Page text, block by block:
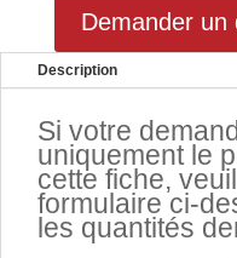
Demander un
Description
Si votre
uniquement le
cette fiche,
formulaire ci-
les quantités